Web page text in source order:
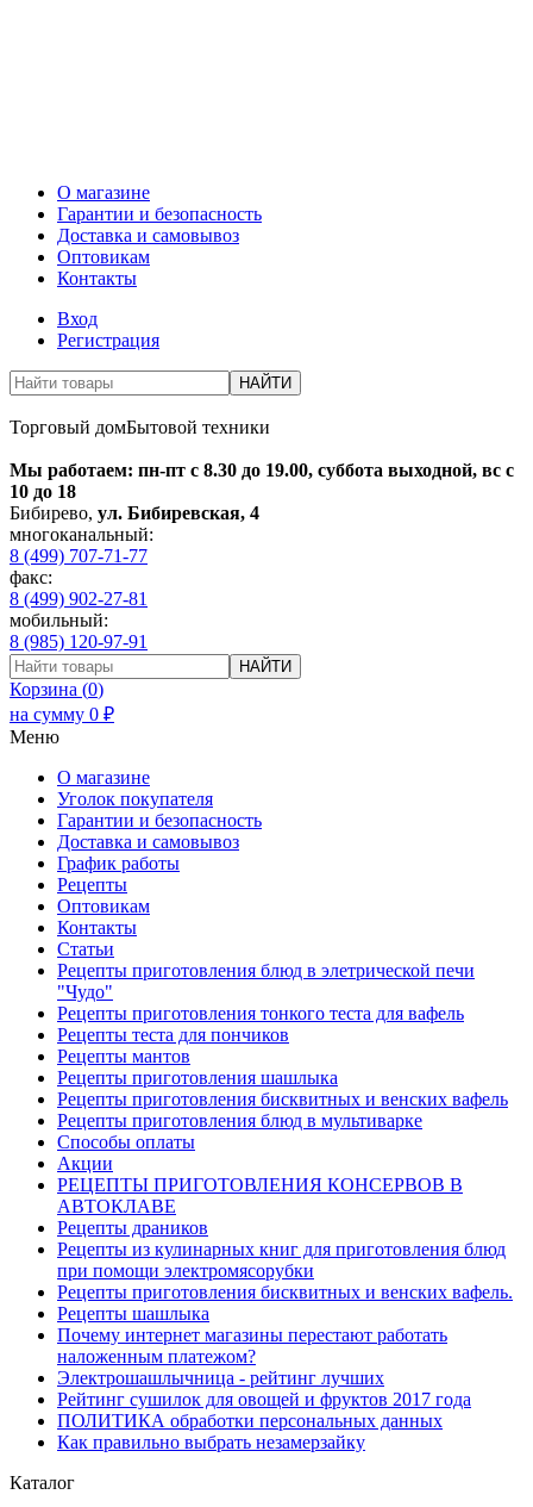
О магазине
Гарантии и безопасность
Доставка и самовывоз
Оптовикам
Контакты
Вход
Регистрация
НАЙТИ
Торговый домБытовой техники
Мы работаем: пн-пт с 8.30 до 19.00, суббота выходной, вс с
10 до 18
Бибирево, ул. Бибиревская, 4
многоканальный:
8 (499) 707-71-77
факс:
8 (499) 902-27-81
мобильный:
8 (985) 120-97-91
НАЙТИ
Корзина (0)
на сумму 0 ₽
Меню
О магазине
Уголок покупателя
Гарантии и безопасность
Доставка и самовывоз
График работы
Рецепты
Оптовикам
Контакты
Статьи
Рецепты приготовления блюд в элетрической печи
"Чудо"
Рецепты приготовления тонкого теста для вафель
Рецепты теста для пончиков
Рецепты мантов
Рецепты приготовления шашлыка
Рецепты приготовления бисквитных и венских вафель
Рецепты приготовления блюд в мультиварке
Способы оплаты
Акции
РЕЦЕПТЫ ПРИГОТОВЛЕНИЯ КОНСЕРВОВ В
АВТОКЛАВЕ
Рецепты драников
Рецепты из кулинарных книг для приготовления блюд
при помощи электромясорубки
Рецепты приготовления бисквитных и венских вафель.
Рецепты шашлыка
Почему интернет магазины перестают работать
наложенным платежом?
Электрошашлычница - рейтинг лучших
Рейтинг сушилок для овощей и фруктов 2017 года
ПОЛИТИКА обработки персональных данных
Как правильно выбрать незамерзайку
Каталог